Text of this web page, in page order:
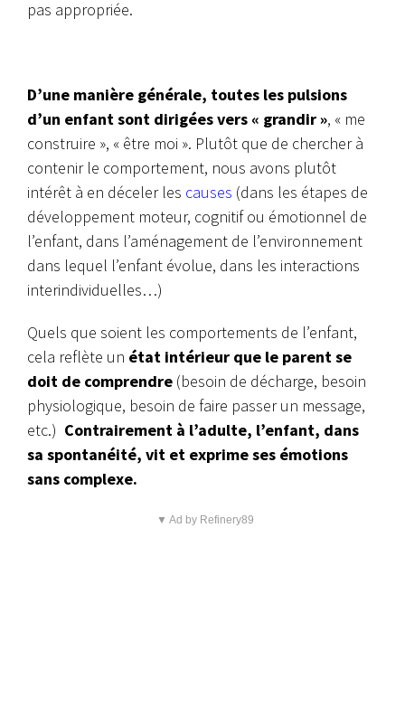
pas appropriée.
D’une manière générale, toutes les pulsions
d’un enfant sont dirigées vers « grandir », « me
construire », « être moi ». Plutôt que de chercher à
contenir le comportement, nous avons plutôt
intérêt à en déceler les causes (dans les étapes de
développement moteur, cognitif ou émotionnel de
l’enfant, dans l’aménagement de l’environnement
dans lequel l’enfant évolue, dans les interactions
interindividuelles…)
Quels que soient les comportements de l’enfant,
cela reflète un état intérieur que le parent se
doit de comprendre (besoin de décharge, besoin
physiologique, besoin de faire passer un message,
etc.) Contrairement à l’adulte, l’enfant, dans
sa spontanéité, vit et exprime ses émotions
sans complexe.
▼ Ad by Refinery89